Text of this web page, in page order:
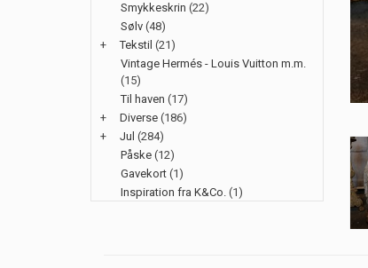
Smykkeskrin (22)
Sølv (48)
+
Tekstil (21)
Vintage Hermés - Louis Vuitton m.m.
(15)
Til haven (17)
+
Diverse (186)
+
Jul (284)
Påske (12)
Gavekort (1)
Inspiration fra K&Co. (1)